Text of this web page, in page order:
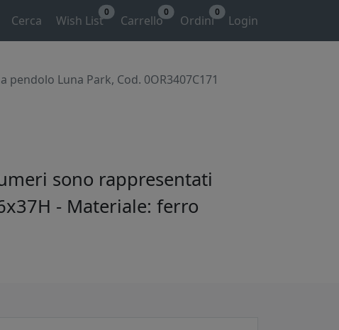
Cerca Wish List
0
Carrello
0
Ordini
0
Login
pendolo Luna Park, Cod. 0OR3407C171
sono rappresentati
- Materiale: ferro